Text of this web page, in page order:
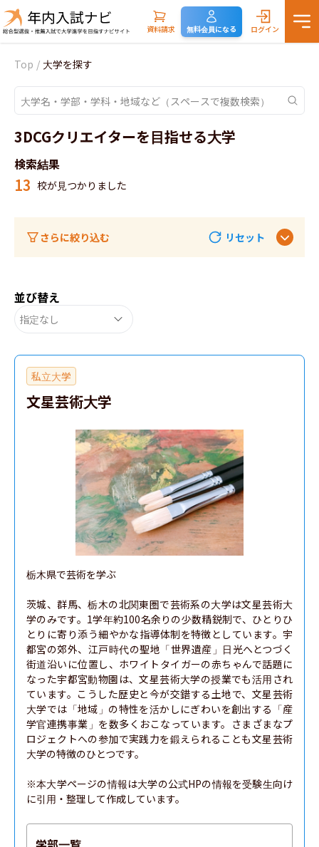
資料請求 無料会員になる ログイン
Top / 大学を探す
3DCGクリエイターを目指せる大学
検索結果
13 校が見つかりました
さらに絞り込む リセット
並び替え
指定なし
私立大学
文星芸術大学
栃木県で芸術を学ぶ
茨城、群馬、栃木の北関東圏で芸術系の大学は文星芸術大
学のみです。1学年約100名余りの少数精鋭制で、ひとりひ
とりに寄り添う細やかな指導体制を特徴としています。宇
都宮の郊外、江戸時代の聖地「世界遺産」日光へとつづく
街道沿いに位置し、ホワイトタイガーの赤ちゃんで話題に
なった宇都宮動物園は、文星芸術大学の授業でも活用され
ています。こうした歴史と今が交錯する土地で、文星芸術
大学では「地域」の特性を活かしにぎわいを創出する「産
学官連携事業」を数多くおこなっています。さまざまなプ
ロジェクトへの参加で実践力を鍛えられることも文星芸術
大学の特徴のひとつです。
※本大学ページの情報は大学の公式HPの情報を受験生向け
に引用・整理して作成しています。